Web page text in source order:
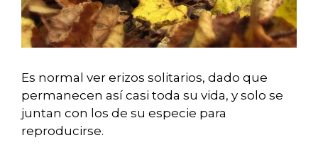
Es normal ver erizos solitarios, dado que
permanecen así casi toda su vida, y solo se
juntan con los de su especie para
reproducirse.